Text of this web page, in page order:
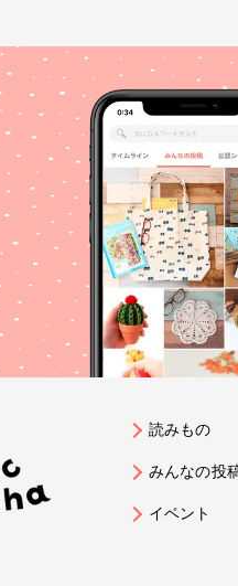
読みもの
みんなの投
イベント